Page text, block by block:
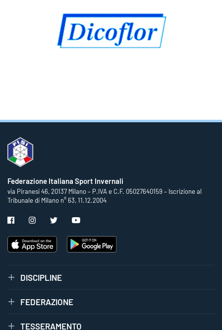
Federazione Italiana Sport Invernali
via Piranesi 46, 20137 Milano – P.IVA e C.F. 05027640159 – Iscrizione al
Tribunale di Milano n° 63, 11.12.2004
DISCIPLINE
FEDERAZIONE
TESSERAMENTO